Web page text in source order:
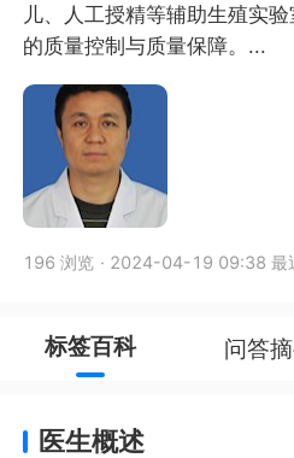
儿、人工授精等辅助生殖实
的质量控制与质量保障。...
196 浏览 · 2024-04-19 09:38 最
标签百科 问答
医生概述